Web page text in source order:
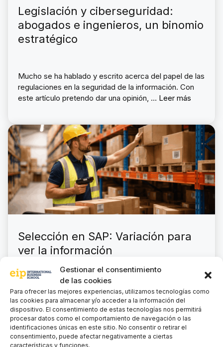
Gestionar el consentimiento
de las cookies
Para ofrecer las mejores experiencias, utilizamos tecnologías como
las cookies para almacenar y/o acceder a la información del
dispositivo. El consentimiento de estas tecnologías nos permitirá
procesar datos como el comportamiento de navegación o las
identificaciones únicas en este sitio. No consentir o retirar el
consentimiento, puede afectar negativamente a ciertas
características y funciones.
Legislación y ciberseguridad:
abogados e ingenieros, un binomio
estratégico
Mucho se ha hablado y escrito acerca del papel de las
regulaciones en la seguridad de la información. Con
este artículo pretendo dar una opinión, … Leer más
Selección en SAP: Variación para
ver la información
Una “disposición” (o variante de visualización, o
layout) en SAP no es más que la forma en que
podemos ver determinada información. VARIANTES
DE SELECCIÓN …Leer más